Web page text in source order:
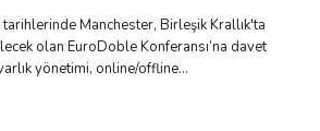
Manchester, Birleşik Krallık'ta
olan EuroDoble Konferansı’na davet
yönetimi, online/offline...